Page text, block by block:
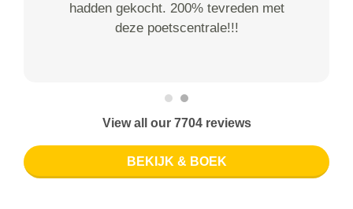
hadden gekocht. 200% tevreden met
deze poetscentrale!!!
View all our 7704 reviews
BEKIJK & BOEK